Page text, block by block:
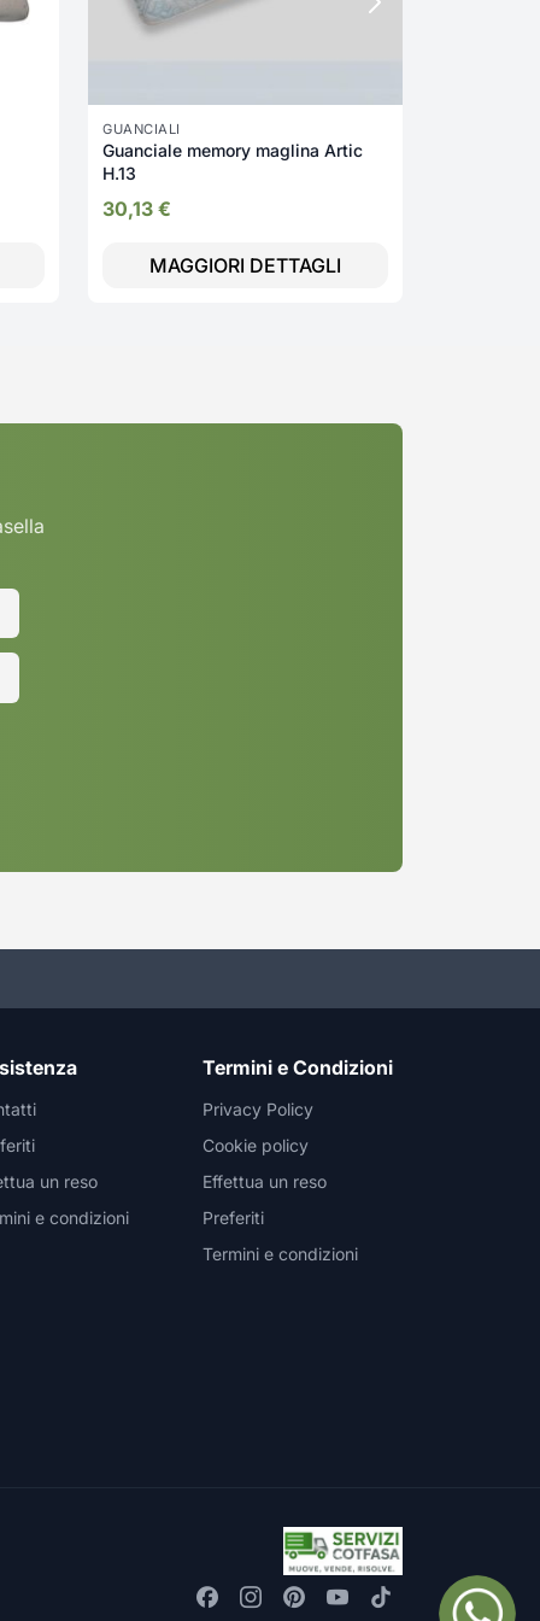
GUANCIALI
Guanciale memory maglina Artic
H.13
30,13 €
MAGGIORI DETTAGLI
un reso
e condizioni
Termini e Condizioni
Privacy Policy
Cookie policy
Effettua un reso
Preferiti
Termini e condizioni